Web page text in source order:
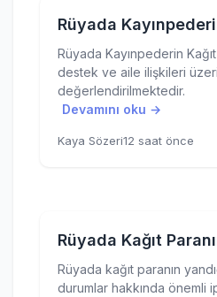
Rüyada
Rüyada Kayınpederin
destek ve aile ilişkileri
değerlendirilmektedir.
Devamını oku →
Kaya Sözeri12 saat önce
Rüyada Kağıt
Rüyada kağıt paranın
durumlar hakkında önemli